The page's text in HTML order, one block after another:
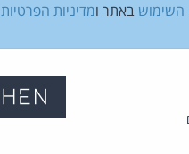
השימוש באתר ומדיניות הפרטיות